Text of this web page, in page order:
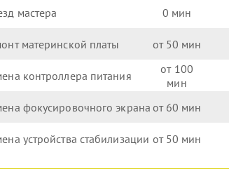
мастера 0
материнской платы 50
контроллера питания 100
фокусировочного экрана 60
устройства стабилизации 50